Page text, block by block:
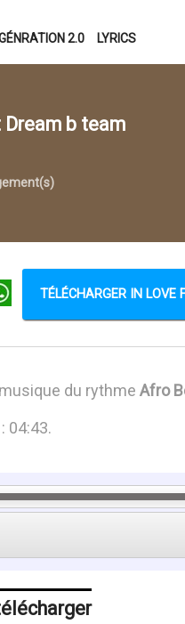
2.0 LYRICS
Dream b team
TÉLÉCHARGER IN LOVE
du rythme Afro
04:43.